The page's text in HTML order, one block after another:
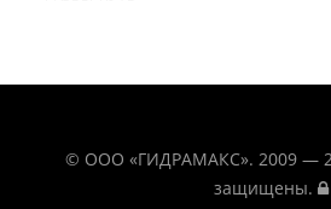
© ООО «ГИДРАМАКС». 2009 —
защищены.